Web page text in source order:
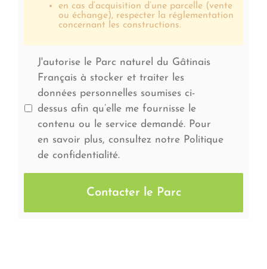
en cas d’acquisition d’une parcelle (vente
ou échange), respecter la réglementation
concernant les constructions.
J'autorise le Parc naturel du Gâtinais
Français à stocker et traiter les
données personnelles soumises ci-
dessus afin qu’elle me fournisse le
contenu ou le service demandé. Pour
en savoir plus, consultez notre Politique
de confidentialité.